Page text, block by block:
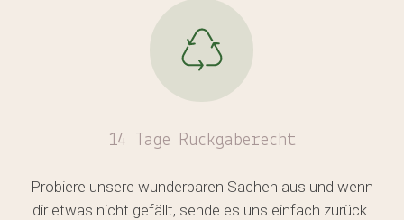
14 Tage Rückgaberecht
Probiere unsere wunderbaren Sachen aus und wenn
dir etwas nicht gefällt, sende es uns einfach zurück.